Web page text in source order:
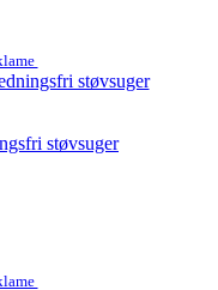
støvsuger